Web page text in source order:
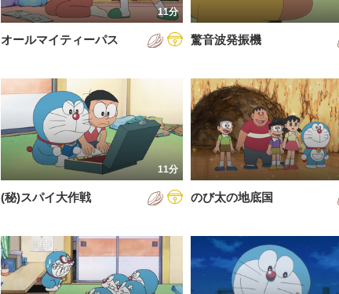
2012年
2013年
2015年
2016年
2017年
2018年
2020年
2021年
11分
オールマイティーパス 驚音波発振機
11分
(秘)スパイ大作戦 のび太の地底国